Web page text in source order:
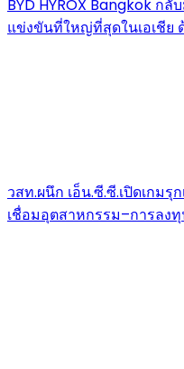
BYD HYROX Bangkok ก
แข่งขันที่ใหญ่ที่สุดในเอเชีย
วสท.ผนึก เอ็น.ซี.ซี.เปิดเกมรุ
เชื่อมอุตสาหกรรม–การลง